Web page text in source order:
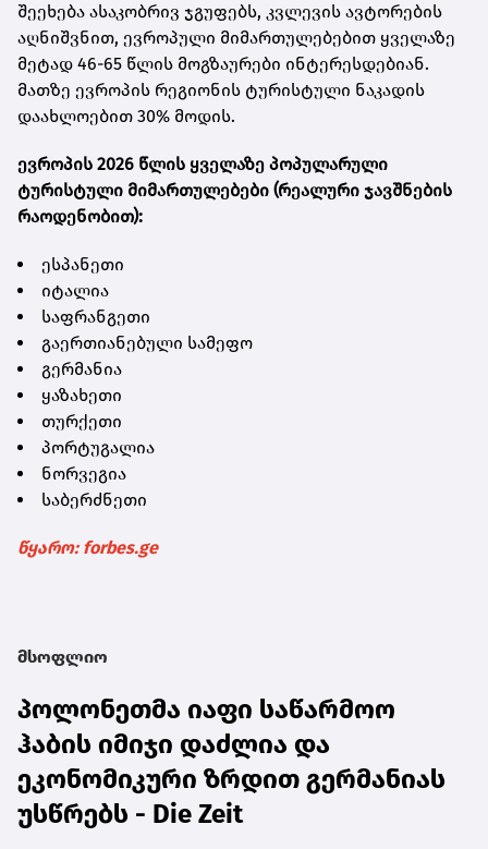
შეეხება ასაკობრივ ჯგუფებს, კვლევის ავტორების
აღნიშვნით, ევროპული მიმართულებებით ყველაზე
მეტად 46-65 წლის მოგზაურები ინტერესდებიან.
მათზე ევროპის რეგიონის ტურისტული ნაკადის
დაახლოებით 30% მოდის.
ევროპის 2026 წლის ყველაზე პოპულარული
ტურისტული მიმართულებები (რეალური ჯავშნების
რაოდენობით):
ესპანეთი
იტალია
საფრანგეთი
გაერთიანებული სამეფო
გერმანია
ყაზახეთი
თურქეთი
პორტუგალია
ნორვეგია
საბერძნეთი
წყარო: forbes.ge
მსოფლიო
პოლონეთმა იაფი საწარმოო
ჰაბის იმიჯი დაძლია და
ეკონომიკური ზრდით გერმანიას
უსწრებს - Die Zeit